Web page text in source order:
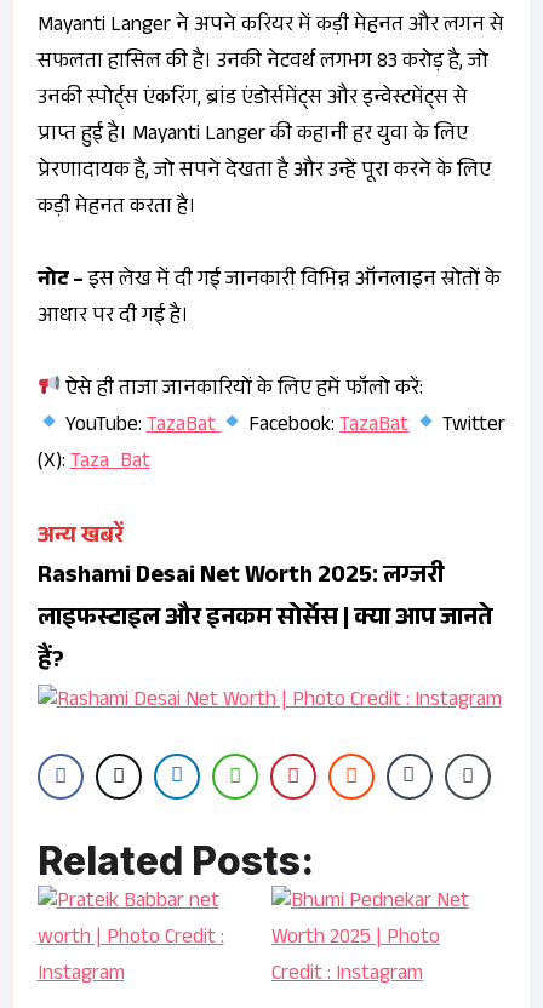
Mayanti Langer ने अपने करियर में कड़ी मेहनत और लगन से
सफलता हासिल की है। उनकी नेटवर्थ लगभग ₹83 करोड़ है, जो
उनकी स्पोर्ट्स एंकरिंग, ब्रांड एंडोर्समेंट्स और इन्वेस्टमेंट्स से
प्राप्त हुई है। Mayanti Langer की कहानी हर युवा के लिए
प्रेरणादायक है, जो सपने देखता है और उन्हें पूरा करने के लिए
कड़ी मेहनत करता है।
नोट –इस लेख में दी गई जानकारी विभिन्न ऑनलाइन स्रोतों के
आधार पर दी गई है।
ऐसे ही ताजा जानकारियों के लिए हमें फॉलो करें:
YouTube:TazaBat Facebook:TazaBat
Twitter
(X):Taza_Bat
अन्य खबरें
Rashami Desai Net Worth 2025: लग्जरी
लाइफस्टाइल और इनकम सोर्सेस | क्या आप जानते
हैं?
Related Posts: